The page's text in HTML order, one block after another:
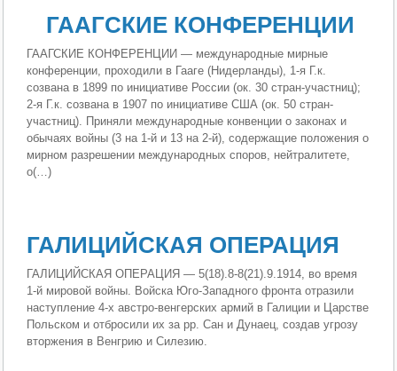
ГААГСКИЕ КОНФЕРЕНЦИИ
ГААГСКИЕ КОНФЕРЕНЦИИ — международные мирные
конференции, проходили в Гааге (Нидерланды), 1-я Г.к.
созвана в 1899 по инициативе России (ок. 30 стран-участниц);
2-я Г.к. созвана в 1907 по инициативе США (ок. 50 стран-
участниц). Приняли международные конвенции о законах и
обычаях войны (3 на 1-й и 13 на 2-й), содержащие положения о
мирном разрешении международных споров, нейтралитете,
о(…)
ГАЛИЦИЙСКАЯ ОПЕРАЦИЯ
ГАЛИЦИЙСКАЯ ОПЕРАЦИЯ — 5(18).8-8(21).9.1914, во время
1-й мировой войны. Войска Юго-Западного фронта отразили
наступление 4-х австро-венгерских армий в Галиции и Царстве
Польском и отбросили их за pp. Caн и Дунаец, создав угрозу
вторжения в Венгрию и Силезию.